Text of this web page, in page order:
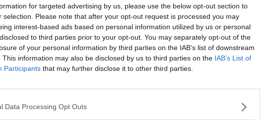
for targeted advertising by us, please use the below opt-out section to
selection. Please note that after your opt-out request is processed you may
interest-based ads based on personal information utilized by us or personal
to third parties prior to your opt-out. You may separately opt-out of the
of your personal information by third parties on the IAB’s list of downstream
This information may also be disclosed by us to third parties on the IAB’s List of
Participants that may further disclose it to other third parties.
Data Processing Opt Outs
utolsó mérkőzését, ahol Peru büntetőkkel kiejtette Uruguayt.
Igaz labdabirtoklás terén kiegyenlített mérkőzés volt. De az hogy Perunak 0 kaput találó lövése
miután a rendes játékidő 0:0-al ért véget. A sorsdöntő 11-est a Barcelona klasszisa, Luis